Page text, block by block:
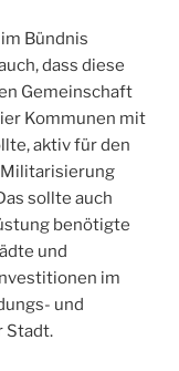
Bündnis
dass diese
Gemeinschaft
Kommunen mit
aktiv für den
Militarisierung
sollte auch
benötigte
und
im
und
Stadt.